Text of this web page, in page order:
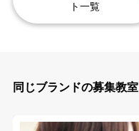
ト一覧
同じブランドの募集教室